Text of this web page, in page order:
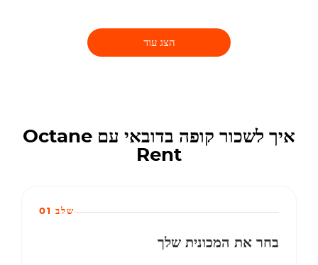
הצג עוד
איך לשכור קופה בדובאי עם Octane
Rent
שלב 01
בחר את המכונית שלך